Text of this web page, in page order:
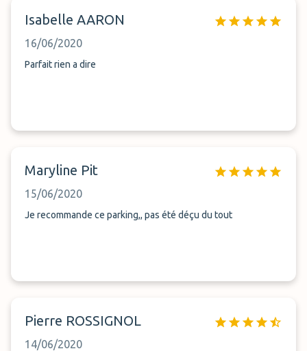
Isabelle AARON
16/06/2020
Parfait rien a dire
Maryline Pit
15/06/2020
Je recommande ce parking,, pas été déçu du tout
Pierre ROSSIGNOL
14/06/2020